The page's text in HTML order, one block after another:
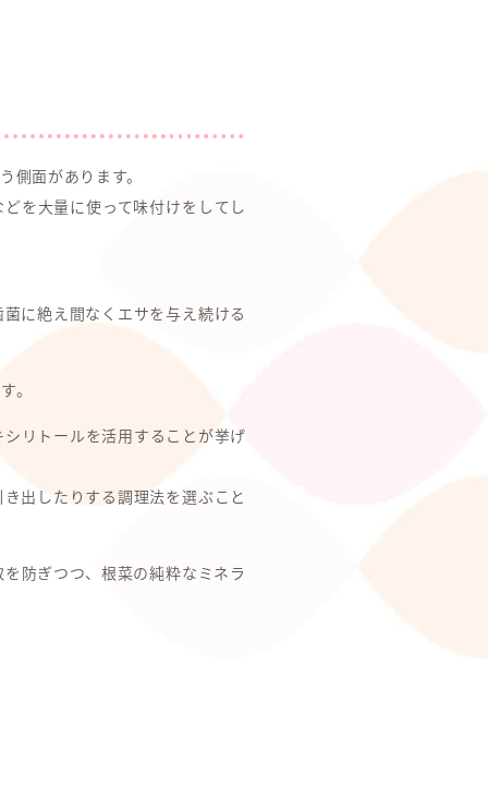
面があります。
を大量に使って味付けをしてし
に絶え間なくエサを与え続ける
。
リトールを活用することが挙げ
出したりする調理法を選ぶこと
防ぎつつ、根菜の純粋なミネラ